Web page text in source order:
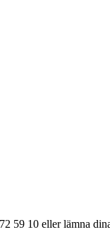
59 10 eller lämna